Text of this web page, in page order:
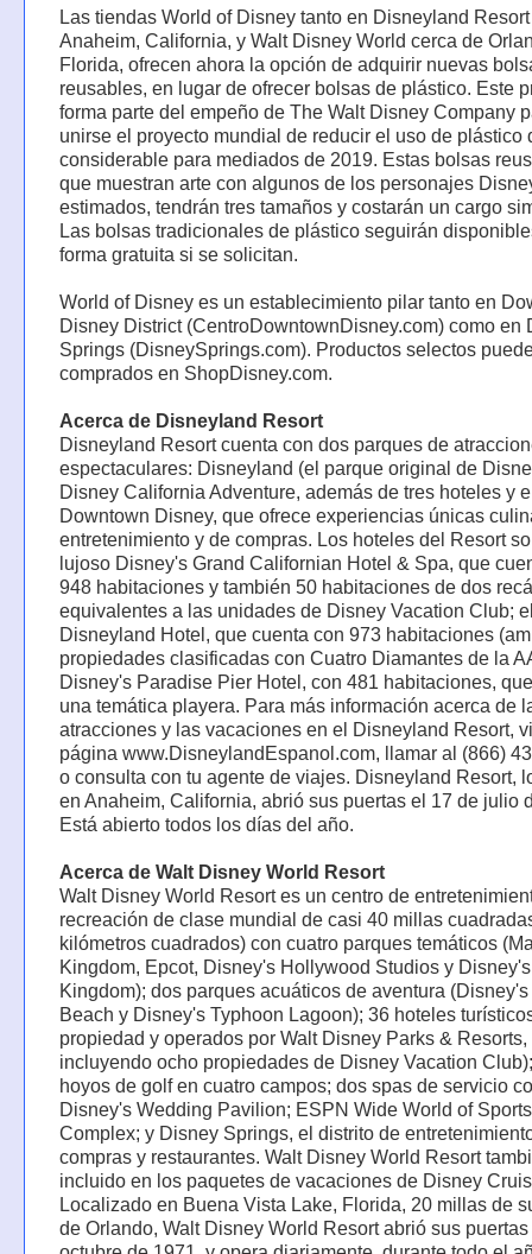
Las tiendas World of Disney tanto en Disneyland
Anaheim, California, y Walt Disney World cerca de
Florida, ofrecen ahora la opción de adquirir nuevas
reusables, en lugar de ofrecer bolsas de plástico. Este
forma parte del empeño de The Walt Disney Company
unirse el proyecto mundial de reducir el uso de plástico
considerable para mediados de 2019. Estas bolsas
que muestran arte con algunos de los personajes
estimados, tendrán tres tamaños y costarán un cargo
Las bolsas tradicionales de plástico seguirán
forma gratuita si se solicitan.
World of Disney es un establecimiento pilar tanto en
Disney District (CentroDowntownDisney.com) como en
Springs (DisneySprings.com). Productos selectos
comprados en ShopDisney.com.
Acerca de Disneyland Resort
Disneyland Resort cuenta con dos parques de
espectaculares: Disneyland (el parque original de
Disney California Adventure, además de tres hoteles y
Downtown Disney, que ofrece experiencias únicas
entretenimiento y de compras. Los hoteles del Resort
lujoso Disney's Grand Californian Hotel & Spa, que
948 habitaciones y también 50 habitaciones de dos
equivalentes a las unidades de Disney Vacation Club;
Disneyland Hotel, que cuenta con 973 habitaciones
propiedades clasificadas con Cuatro Diamantes de la
Disney's Paradise Pier Hotel, con 481 habitaciones,
una temática playera. Para más información acerca de
atracciones y las vacaciones en el Disneyland Resort,
página www.DisneylandEspanol.com, llamar al (866)
o consulta con tu agente de viajes. Disneyland Resort,
en Anaheim, California, abrió sus puertas el 17 de julio
Está abierto todos los días del año.
Acerca de Walt Disney World Resort
Walt Disney World Resort es un centro de
recreación de clase mundial de casi 40 millas
kilómetros cuadrados) con cuatro parques temáticos
Kingdom, Epcot, Disney's Hollywood Studios y
Kingdom); dos parques acuáticos de aventura
Beach y Disney's Typhoon Lagoon); 36 hoteles
propiedad y operados por Walt Disney Parks & Resorts,
incluyendo ocho propiedades de Disney Vacation
hoyos de golf en cuatro campos; dos spas de servicio
Disney's Wedding Pavilion; ESPN Wide World of Sports
Complex; y Disney Springs, el distrito de
compras y restaurantes. Walt Disney World Resort
incluido en los paquetes de vacaciones de Disney
Localizado en Buena Vista Lake, Florida, 20 millas de
de Orlando, Walt Disney World Resort abrió sus